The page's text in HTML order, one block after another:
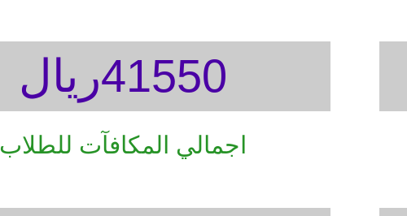
41550ريال
اجمالي المكافآت للطلاب